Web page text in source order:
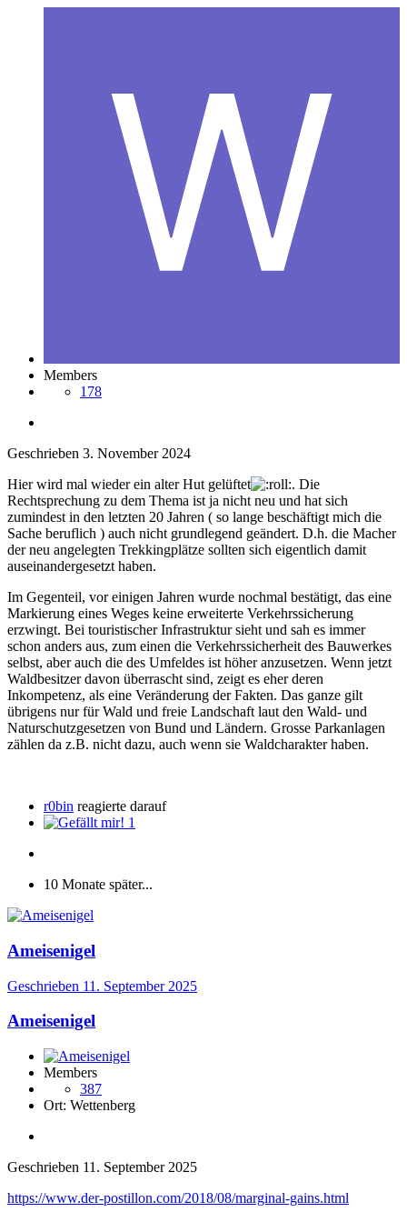
Members
178
Geschrieben 3. November 2024
Hier wird mal wieder ein alter Hut gelüftet
. Die
Rechtsprechung zu dem Thema ist ja nicht neu und hat sich
zumindest in den letzten 20 Jahren ( so lange beschäftigt mich die
Sache beruflich ) auch nicht grundlegend geändert. D.h. die Macher
der neu angelegten Trekkingplätze sollten sich eigentlich damit
auseinandergesetzt haben.
Im Gegenteil, vor einigen Jahren wurde nochmal bestätigt, das eine
Markierung eines Weges keine erweiterte Verkehrssicherung
erzwingt. Bei touristischer Infrastruktur sieht und sah es immer
schon anders aus, zum einen die Verkehrssicherheit des Bauwerkes
selbst, aber auch die des Umfeldes ist höher anzusetzen. Wenn jetzt
Waldbesitzer davon überrascht sind, zeigt es eher deren
Inkompetenz, als eine Veränderung der Fakten. Das ganze gilt
übrigens nur für Wald und freie Landschaft laut den Wald- und
Naturschutzgesetzen von Bund und Ländern. Grosse Parkanlagen
zählen da z.B. nicht dazu, auch wenn sie Waldcharakter haben.
r0bin reagierte darauf
1
10 Monate später...
Ameisenigel
Geschrieben 11. September 2025
Ameisenigel
Members
387
Ort: Wettenberg
Geschrieben 11. September 2025
https://www.der-postillon.com/2018/08/marginal-gains.html